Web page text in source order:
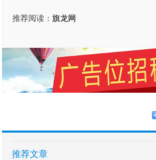
推荐阅读：旗龙网
推荐文章